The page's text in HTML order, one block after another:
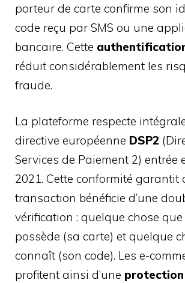
porteur de carte confirme son
code reçu par SMS ou une
bancaire. Cette
réduit considérablement les
fraude.
La plateforme respecte
directive européenne DSP2
Services de Paiement 2) entrée
2021. Cette conformité garantit
transaction bénéficie d’une
vérification : quelque chose
possède (sa carte) et quelque
connaît (son code). Les e-
profitent ainsi d’une